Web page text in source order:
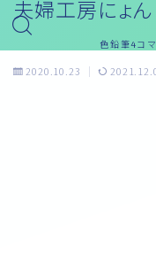
夫婦工房にょ
色鉛筆4コ
2020.10.23